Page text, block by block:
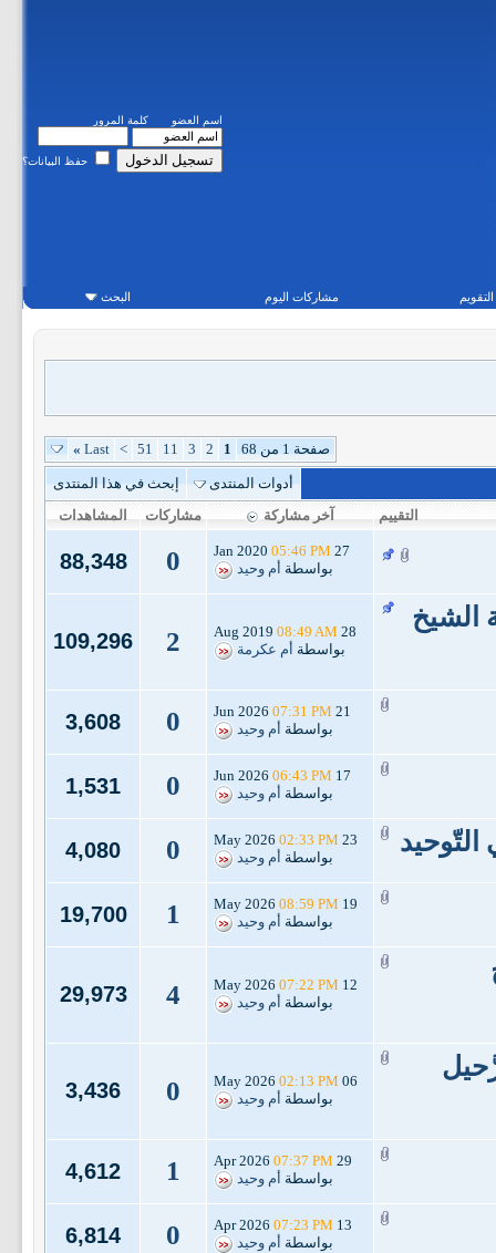
اسم العضو كلمة المرور
حفظ البيانات؟
التقويم مشاركات اليوم البحث
صفحة 1 من 68 1
2
3
11
51
>
Last
»
أدوات المنتدى
إبحث في هذا المنتدى
التقييم
آخر مشاركة مشاركات المشاهدات
27 Jan 2020
05:46 PM
بواسطة أم وحيد 0
88,348
الشيخ 28 Aug 2019
08:49 AM
بواسطة أم عكرمة 2
109,296
21 Jun 2026
07:31 PM
بواسطة أم وحيد 0
3,608
17 Jun 2026
06:43 PM
بواسطة أم وحيد 0
1,531
23 May 2026
02:33 PM
بواسطة أم وحيد 0
4,080
19 May 2026
08:59 PM
بواسطة أم وحيد 1
19,700
12 May 2026
07:22 PM
بواسطة أم وحيد 4
29,973
06 May 2026
02:13 PM
بواسطة أم وحيد 0
3,436
29 Apr 2026
07:37 PM
بواسطة أم وحيد 1
4,612
13 Apr 2026
07:23 PM
بواسطة أم وحيد 0
6,814